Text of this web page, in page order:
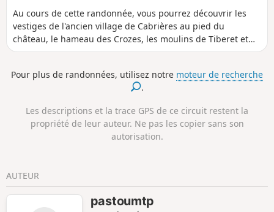
Au cours de cette randonnée, vous pourrez découvrir les
vestiges de l'ancien village de Cabrières au pied du
château, le hameau des Crozes, les moulins de Tiberet et
les anciens chemins, « drailles » en occitan.
Pour plus de randonnées, utilisez notre moteur de recherche
.
Les descriptions et la trace GPS de ce circuit restent la
propriété de leur auteur. Ne pas les copier sans son
autorisation.
AUTEUR
pastoumtp